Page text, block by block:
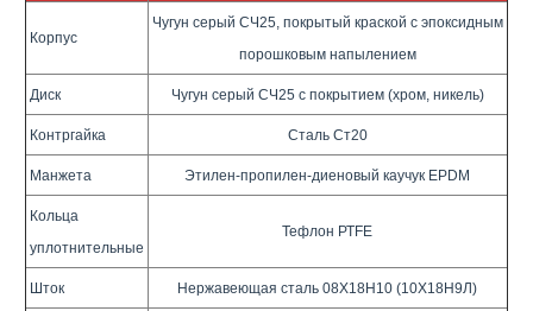
Корпус
Чугун серый СЧ25, покрытый краской с эпоксидным
порошковым напылением
Диск Чугун серый СЧ25 с покрытием (хром, никель)
Контргайка Сталь Ст20
Манжета Этилен-пропилен-диеновый каучук ЕРDМ
Кольца
уплотнительные
Тефлон РТFЕ
Шток Нержавеющая сталь 08Х18Н10 (10Х18Н9Л)